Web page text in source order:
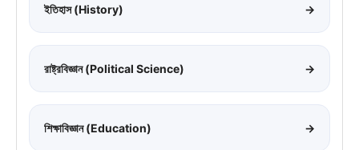
ইতিহাস (History) →
রাষ্ট্রবিজ্ঞান (Political Science) →
শিক্ষাবিজ্ঞান (Education) →